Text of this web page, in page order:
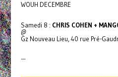
WOUH DECEMBRE
Samedi 8 : CHRIS COHEN +
@
Gz Nouveau Lieu, 40 rue Pré-
---